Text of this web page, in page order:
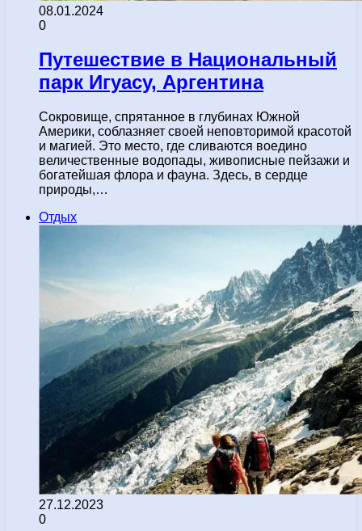
08.01.2024
0
Путешествие в Национальный
парк Игуасу, Аргентина
Сокровище, спрятанное в глубинах Южной
Америки, соблазняет своей неповторимой красотой
и магией. Это место, где сливаются воедино
величественные водопады, живописные пейзажи и
богатейшая флора и фауна. Здесь, в сердце
природы,…
Отдых
27.12.2023
0